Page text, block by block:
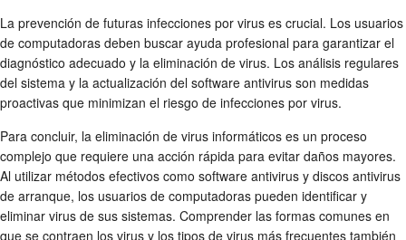
La prevención de futuras infecciones por virus es crucial. Los usuarios
de computadoras deben buscar ayuda profesional para garantizar el
diagnóstico adecuado y la eliminación de virus. Los análisis regulares
del sistema y la actualización del software antivirus son medidas
proactivas que minimizan el riesgo de infecciones por virus.
Para concluir, la eliminación de virus informáticos es un proceso
complejo que requiere una acción rápida para evitar daños mayores.
Al utilizar métodos efectivos como software antivirus y discos antivirus
de arranque, los usuarios de computadoras pueden identificar y
eliminar virus de sus sistemas. Comprender las formas comunes en
que se contraen los virus y los tipos de virus más frecuentes también